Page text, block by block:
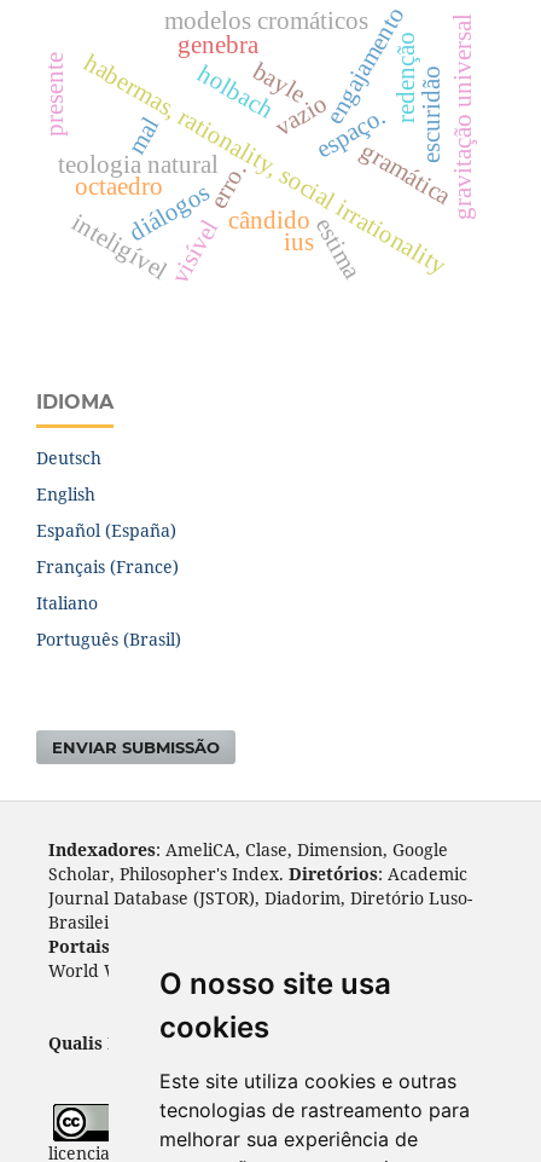
O nosso site usa
cookies
Este site utiliza cookies e outras
tecnologias de rastreamento para
melhorar sua experiência de
habermas, rationality, social irrationality
mal
teologia natural gravitação universal
espaço.
vazio
cândido
engajamento
erro.
redenção
bayle
genebra
diálogos
gramática
octaedro
modelos cromáticos
inteligívelvisível
escuridão
presente holbach
iusestima
IDIOMA
Deutsch
English
Español (España)
Français (France)
Italiano
Português (Brasil)
ENVIAR SUBMISSÃO
Indexadores: AmeliCA, Clase, Dimension, Google
Scholar, Philosopher's Index. Diretórios: Academic
Journal Database (JSTOR), Diadorim, Diretório Luso-
Brasileiro, DOAJ, Journal 4 free, ROAD, Socol@ar.
Portais
World Wide Science.
: Cite Factor, OAJI.
Qualis Periódicos - Capes: A1
Todo o conteúdo desta revista está
licenciado sob aLicençaInternacional Creative